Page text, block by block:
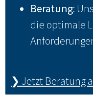
Beratung:
die optimale
❯ Jetzt Beratung